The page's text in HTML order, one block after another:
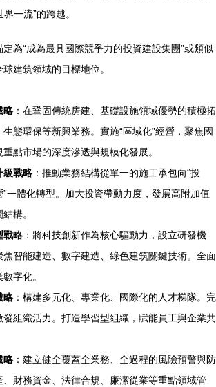
一流”的跨越。
定為“成為最具國際競爭力的投資建設集團”或類似
建筑領域的目標地位。
略 ：在鞏固傳統房建、基礎設施領域優勢的積極拓
態環保等新興業務。實施“區域化”經營，聚焦國
點市場的深度滲透與規模化發展。
級戰略 ：推動業務結構從單一的施工承包向“投
一體化轉型。加大投資帶動力度，發展高附加值
構。
戰略 ：將科技創新作為核心驅動力，設立研發機
智能建造、數字建造、綠色建筑關鍵技術。全面
字化。
略 ：構建多元化、專業化、國際化的人才梯隊。完
組織活力。打造學習型組織，賦能員工與企業共
略 ：建立健全覆蓋全業務、全過程的風險預警與防
財務資金、法律合規、廉潔從業等重點領域管